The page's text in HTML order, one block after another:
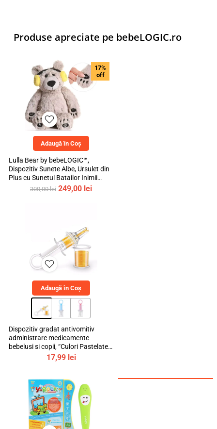
Produse apreciate pe bebeLOGIC.ro
17%
off
Adaugă în Coș
Lulla Bear by bebeLOGIC™,
Dispozitiv Sunete Albe, Ursulet din
Plus cu Sunetul Batailor Inimii
Mamei si Cantece de Leagan
300,00lei Prețul
300,00 lei.
249,00 leiPrețul
Adaugă în Coș
Dispozitiv gradat antivomitiv
administrare medicamente
bebelusi si copii, “Culori Pastelate”,
mediLOGIC™17,99 lei